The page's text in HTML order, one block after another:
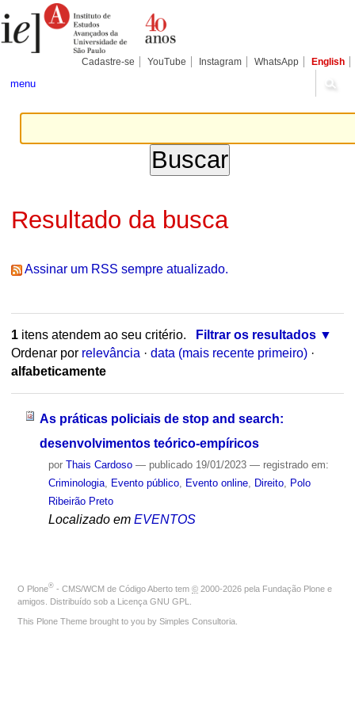
para
conteúdo.
Pessoais
Cadastre-se YouTube Instagram WhatsApp English
menu
Resultado da busca
Assinar um RSS sempre atualizado.
1itens atendem ao seu critério.
Filtrar os resultados
Ordenar por relevância · data (mais recente primeiro) ·
alfabeticamente
As práticas policiais de stop and search:
desenvolvimentos teórico-empíricos
por Thais Cardoso — publicado19/01/2023 — registrado em:
Criminologia, Evento público, Evento online, Direito,
Polo
Ribeirão Preto
Localizado em EVENTOS
O Plone® - CMS/WCM de Código Aberto tem © 2000-2026 pela Fundação Plone e
amigos. Distribuído sob a Licença GNU GPL
This Plone Theme brought to you by Simples Consultoria